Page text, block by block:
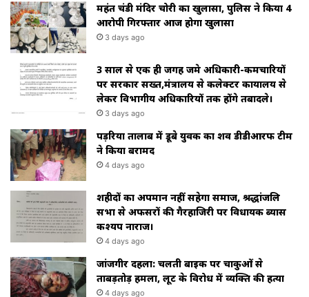
महंत चंडी मंदिर चोरी का खुलासा, पुलिस ने किया 4
आरोपी गिरफ्तार आज होगा खुलासा
3 days ago
3 साल से एक ही जगह जमे अधिकारी-कर्मचारियों
पर सरकार सख्त,मंत्रालय से कलेक्टर कार्यालय से
लेकर विभागीय अधिकारियों तक होंगे तबादले।
3 days ago
पड़रिया तालाब में डूबे युवक का शव डीडीआरफ टीम
ने किया बरामद
4 days ago
शहीदों का अपमान नहीं सहेगा समाज, श्रद्धांजलि
सभा से अफसरों की गैरहाजिरी पर विधायक ब्यास
कश्यप नाराज।
4 days ago
जांजगीर दहला: चलती बाइक पर चाकुओं से
ताबड़तोड़ हमला, लूट के विरोध में व्यक्ति की हत्या
4 days ago